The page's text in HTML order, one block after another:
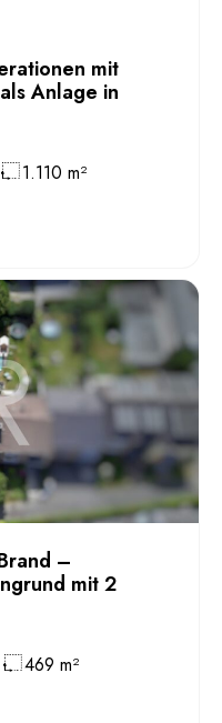
mit
Anlage in
1.110 m²
–
mit 2
469 m²